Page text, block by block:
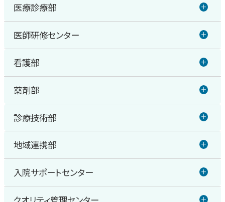
医療診療部
総合診療センター
循環器内科・冠疾患内科
心不全センター
消化器内科
血液疾患センター
医師研修センター
医師研修センター
看護部
看護部
薬剤部
薬剤部
診療技術部
栄養管理室
臨床工学室
地域連携部
地域医療連携室
入院サポートセンター